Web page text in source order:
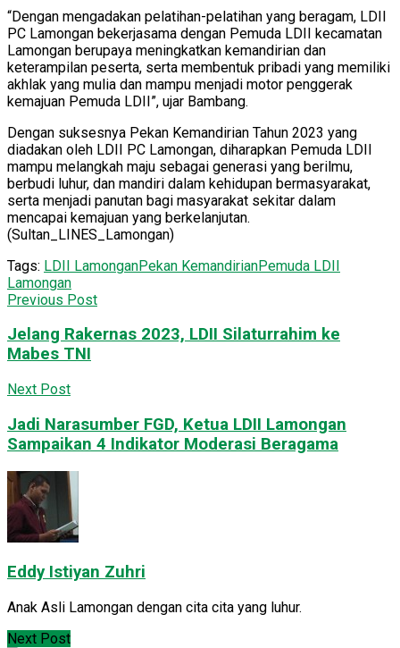
“Dengan mengadakan pelatihan-pelatihan yang beragam, LDII
PC Lamongan bekerjasama dengan Pemuda LDII kecamatan
Lamongan berupaya meningkatkan kemandirian dan
keterampilan peserta, serta membentuk pribadi yang memiliki
akhlak yang mulia dan mampu menjadi motor penggerak
kemajuan Pemuda LDII”, ujar Bambang.
Dengan suksesnya Pekan Kemandirian Tahun 2023 yang
diadakan oleh LDII PC Lamongan, diharapkan Pemuda LDII
mampu melangkah maju sebagai generasi yang berilmu,
berbudi luhur, dan mandiri dalam kehidupan bermasyarakat,
serta menjadi panutan bagi masyarakat sekitar dalam
mencapai kemajuan yang berkelanjutan.
(Sultan_LINES_Lamongan)
Tags: LDII LamonganPekan KemandirianPemuda LDII
Lamongan
Previous Post
Jelang Rakernas 2023, LDII Silaturrahim ke
Mabes TNI
Next Post
Jadi Narasumber FGD, Ketua LDII Lamongan
Sampaikan 4 Indikator Moderasi Beragama
Eddy Istiyan Zuhri
Anak Asli Lamongan dengan cita cita yang luhur.
Next Post